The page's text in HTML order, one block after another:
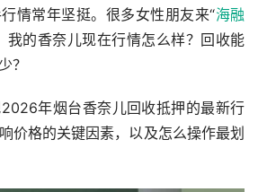
情常年坚挺。很多女性朋友来“海融
我的香奈儿现在行情怎么样？回收能
？
年烟台香奈儿回收抵押的最新行
价格的关键因素，以及怎么操作最划